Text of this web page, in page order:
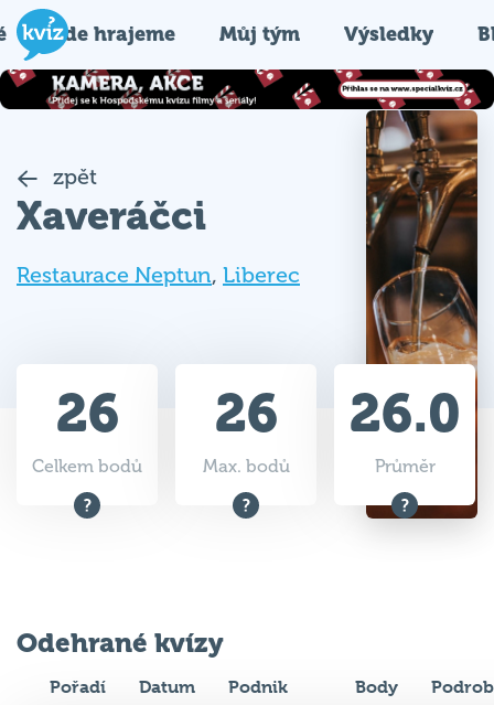
Kde hrajeme Můj tým Výsledky
zpět
Xaveráčci
Restaurace Neptun, Liberec
26
Celkem bodů
26
Max. bodů
26.0
Průměr
Odehrané kvízy
Pořadí Datum Podnik Body